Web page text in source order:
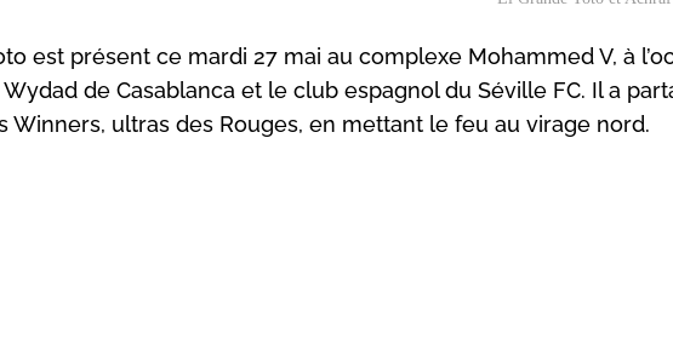
est présent ce mardi 27 mai au complexe Mohammed V, à
de Casablanca et le club espagnol du Séville FC. Il a
ultras des Rouges, en mettant le feu au virage nord.